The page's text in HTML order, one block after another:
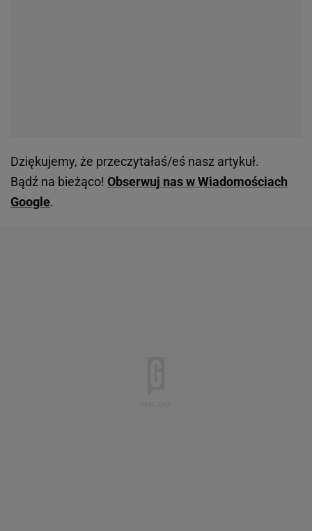
Dziękujemy, że przeczytałaś/eś nasz artykuł.
Bądź na bieżąco! Obserwuj nas w Wiadomościach
Google.